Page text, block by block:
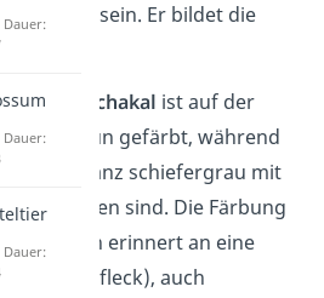
gefärbt sein. Er bildet die
ist auf der
rotbraun gefärbt, während
und Schwanz schiefergrau mit
Flecken sind. Die Färbung
Rücken erinnert an eine
(Sattelfleck), auch
Dauer:
Dauer:
Dauer: